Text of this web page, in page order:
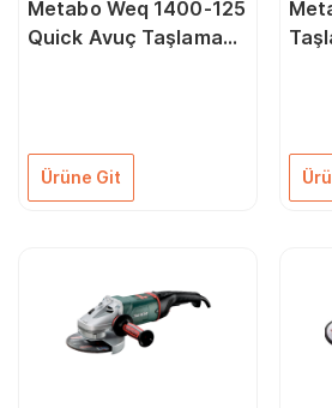
Metabo Weq 1400-125
Quick Avuç Taşlama
Ürüne Git